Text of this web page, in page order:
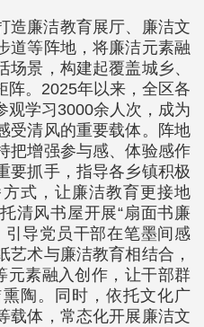
造廉洁教育展厅、廉洁文
道等阵地，将廉洁元素融
景，构建起覆盖城乡、
阵。2025年以来，全区各
观学习3000余人次，成为
受清风的重要载体。阵地
把增强参与感、体验感作
要抓手，指导各乡镇积极
式，让廉洁教育更接地
清风书屋开展“扇面书廉
引导党员干部在笔墨间感
艺术与廉洁教育相结合，
元素融入创作，让干部群
陶。同时，依托文化广
载体，常态化开展廉洁文